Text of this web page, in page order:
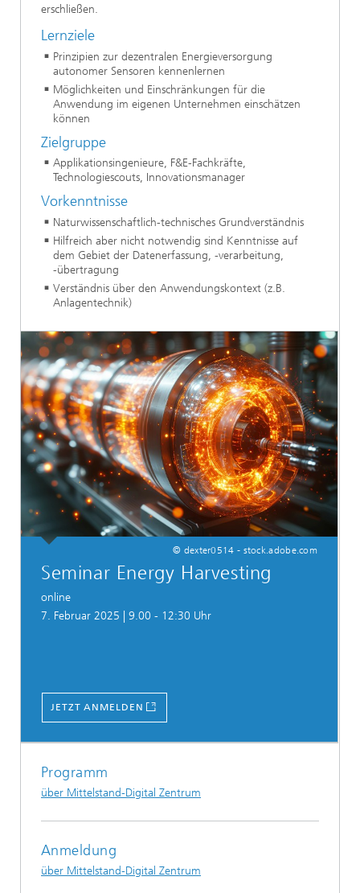
erschließen.
Lernziele
Prinzipien zur dezentralen Energieversorgung
autonomer Sensoren kennenlernen
Möglichkeiten und Einschränkungen für die
Anwendung im eigenen Unternehmen einschätzen
können
Zielgruppe
Applikationsingenieure, F&E-Fachkräfte,
Technologiescouts, Innovationsmanager
Vorkenntnisse
Naturwissenschaftlich-technisches Grundverständnis
Hilfreich aber nicht notwendig sind Kenntnisse auf
dem Gebiet der Datenerfassung, -verarbeitung,
-übertragung
Verständnis über den Anwendungskontext (z.B.
Anlagentechnik)
© dexter0514 - stock.adobe.com
Seminar Energy Harvesting
online
7. Februar 2025 | 9.00 - 12:30 Uhr
JETZT ANMELDEN
Programm
über Mittelstand-Digital Zentrum
Anmeldung
über Mittelstand-Digital Zentrum